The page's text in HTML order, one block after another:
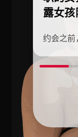
露女孩
约会之前